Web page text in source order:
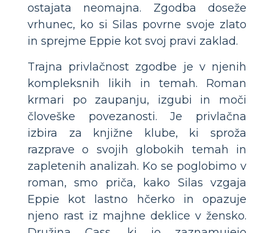
ostajata neomajna. Zgodba doseže
vrhunec, ko si Silas povrne svoje zlato
in sprejme Eppie kot svoj pravi zaklad.
Trajna privlačnost zgodbe je v njenih
kompleksnih likih in temah. Roman
krmari po zaupanju, izgubi in moči
človeške povezanosti. Je privlačna
izbira za knjižne klube, ki sproža
razprave o svojih globokih temah in
zapletenih analizah. Ko se poglobimo v
roman, smo priča, kako Silas vzgaja
Eppie kot lastno hčerko in opazuje
njeno rast iz majhne deklice v žensko.